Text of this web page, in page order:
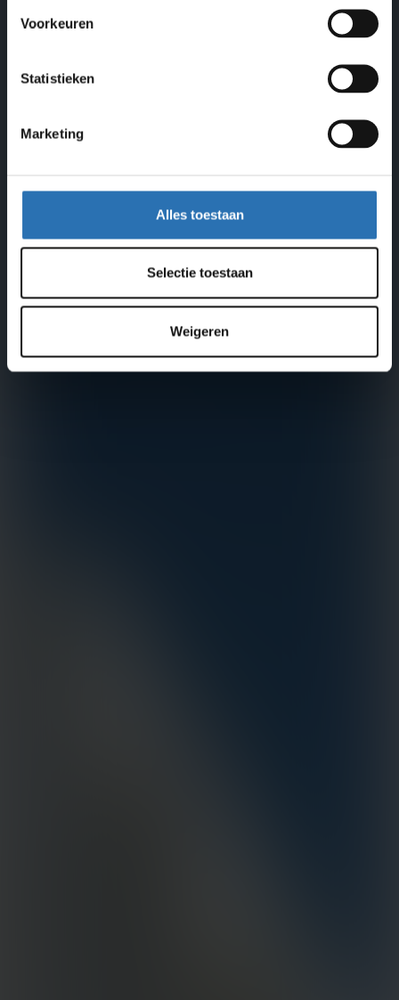
Voorkeuren
Statistieken
Marketing
Alles toestaan
Selectie toestaan
Weigeren
Vorige